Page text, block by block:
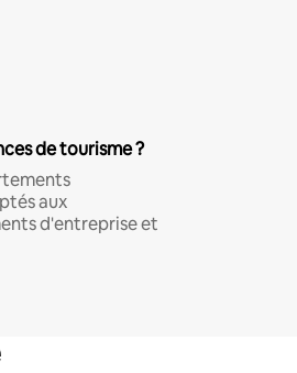
de tourisme ?
aux
d'entreprise et